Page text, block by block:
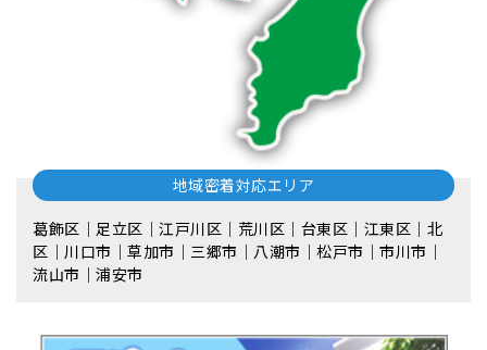
地域密着対応エリア
葛飾区｜足立区｜江戸川区｜荒川区｜台東区｜江東区｜北
区｜川口市｜草加市｜三郷市｜八潮市｜松⼾市｜市川市｜
流⼭市｜浦安市